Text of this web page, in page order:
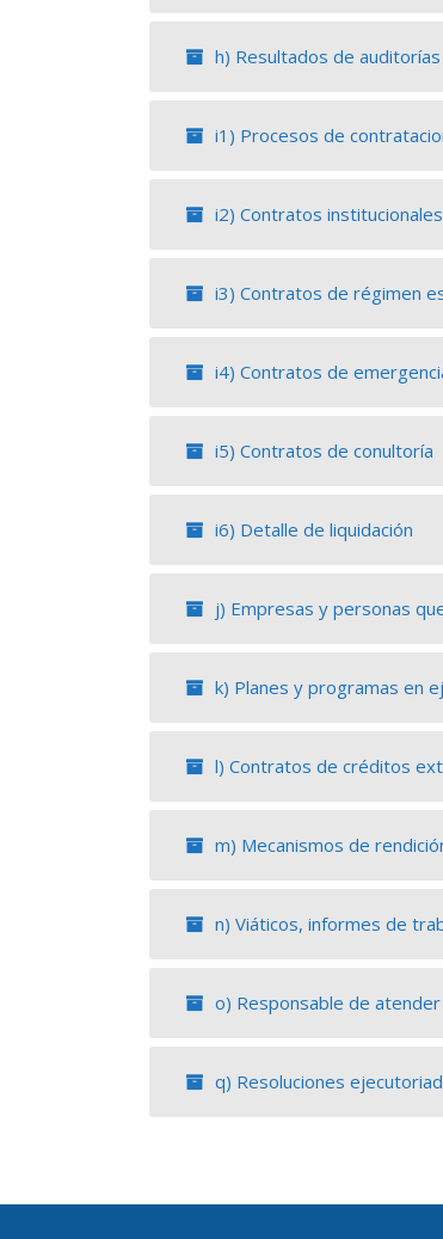
h) Resultados de
i1) Procesos de
i2) Contratos institucionales
i3) Contratos de régimen
i4) Contratos de
i5) Contratos de conultoría
i6) Detalle de liquidación
j) Empresas y personas
k) Planes y programas en
l) Contratos de créditos
m) Mecanismos de
n) Viáticos, informes de
o) Responsable de
q) Resoluciones